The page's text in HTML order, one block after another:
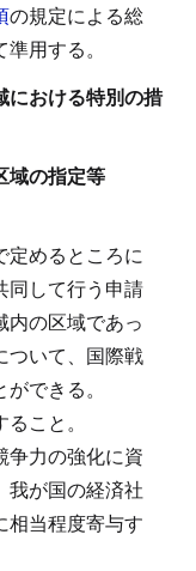
の規定による総
用する。
おける特別の措
の指定等
定めるところに
同して行う申請
内の区域であっ
ついて、国際戦
できる。
こと。
争力の強化に資
我が国の経済社
相当程度寄与す